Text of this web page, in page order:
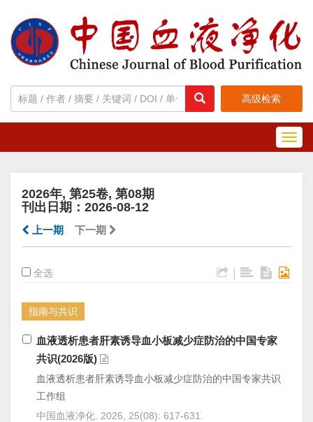
高级检索
2026年, 第25卷, 第08期
刊出日期：2026-08-12
上一期 下一期
全选 |
指南与共识
血液透析患者肝素诱导血小板减少症防治的中国专家
共识(2026版)
血液透析患者肝素诱导血小板减少症防治的中国专家共识
工作组
中国血液净化. 2026, 25(08): 617-631.